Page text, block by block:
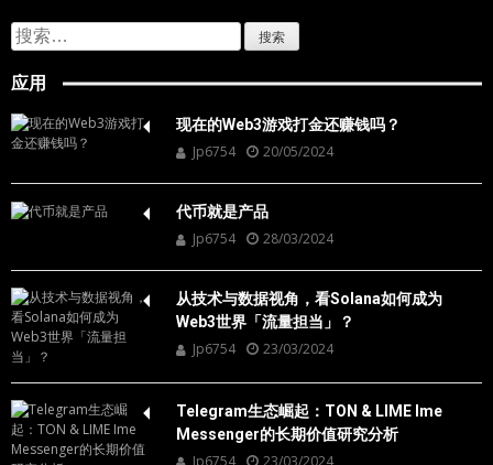
搜
索：
应用
现在的Web3游戏打金还赚钱吗？
Jp6754 20/05/2024
代币就是产品
Jp6754 28/03/2024
从技术与数据视角，看Solana如何成为
Web3世界「流量担当」？
Jp6754 23/03/2024
Telegram生态崛起：TON & LIME Ime
Messenger的长期价值研究分析